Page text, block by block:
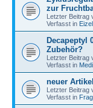
zur
Letzter Beitrag
Verfasst in
Decapeptyl
Zubehör?
Letzter Beitrag
Verfasst in
neuer
Letzter Beitrag
Verfasst in